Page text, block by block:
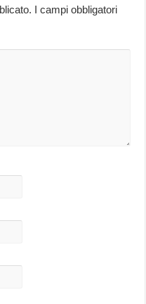
I campi obbligatori